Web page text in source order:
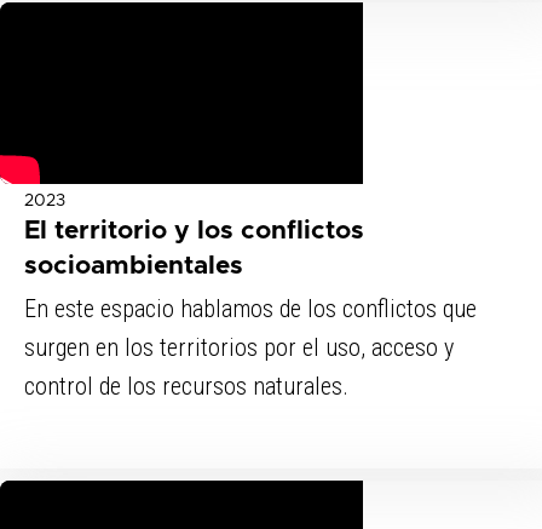
2023
El territorio y los conflictos
socioambientales
En este espacio hablamos de los conflictos que
surgen en los territorios por el uso, acceso y
control de los recursos naturales.